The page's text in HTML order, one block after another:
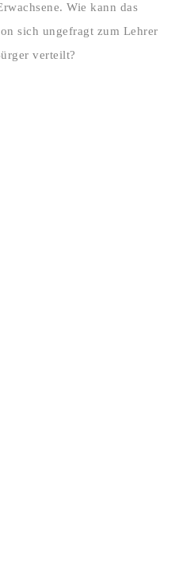
Wie kann das
sich ungefragt zum Lehrer
verteilt?